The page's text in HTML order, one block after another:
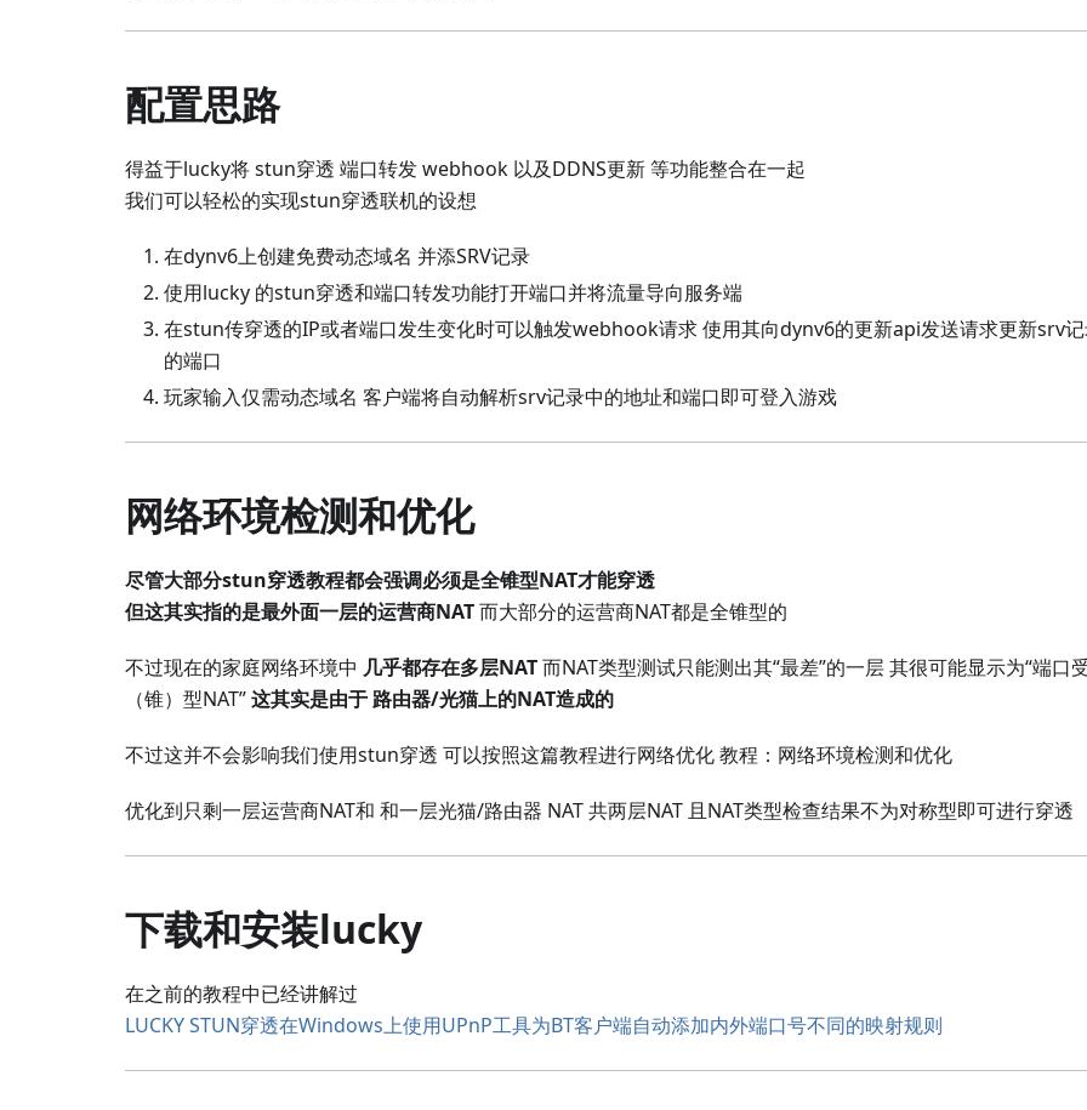
配置思路
得益于lucky将 stun穿透 端口转发 webhook 以及DDNS更新 等功能整合在一起
我们可以轻松的实现stun穿透联机的设想
在dynv6上创建免费动态域名 并添SRV记录
使用lucky 的stun穿透和端口转发功能打开端口并将流量导向服务端
在stun传穿透的IP或者端口发生变化时可以触发webhook请求 使用其向dynv6的更新api发送请求更新srv
的端口
玩家输入仅需动态域名 客户端将自动解析srv记录中的地址和端口即可登入游戏
网络环境检测和优化
尽管大部分stun穿透教程都会强调必须是全锥型NAT才能穿透
但这其实指的是最外面一层的运营商NAT而大部分的运营商NAT都是全锥型的
不过现在的家庭网络环境中 几乎都存在多层NAT而NAT类型测试只能测出其“最差”的一层 其很可能显示为“端口
（锥）型NAT”这其实是由于 路由器/光猫上的NAT造成的
不过这并不会影响我们使用stun穿透 可以按照这篇教程进行网络优化 教程：网络环境检测和优化
优化到只剩一层运营商NAT和 和一层光猫/路由器 NAT 共两层NAT 且NAT类型检查结果不为对称型即可进行穿透
下载和安装lucky
在之前的教程中已经讲解过
LUCKY STUN穿透在Windows上使用UPnP工具为BT客户端自动添加内外端口号不同的映射规则